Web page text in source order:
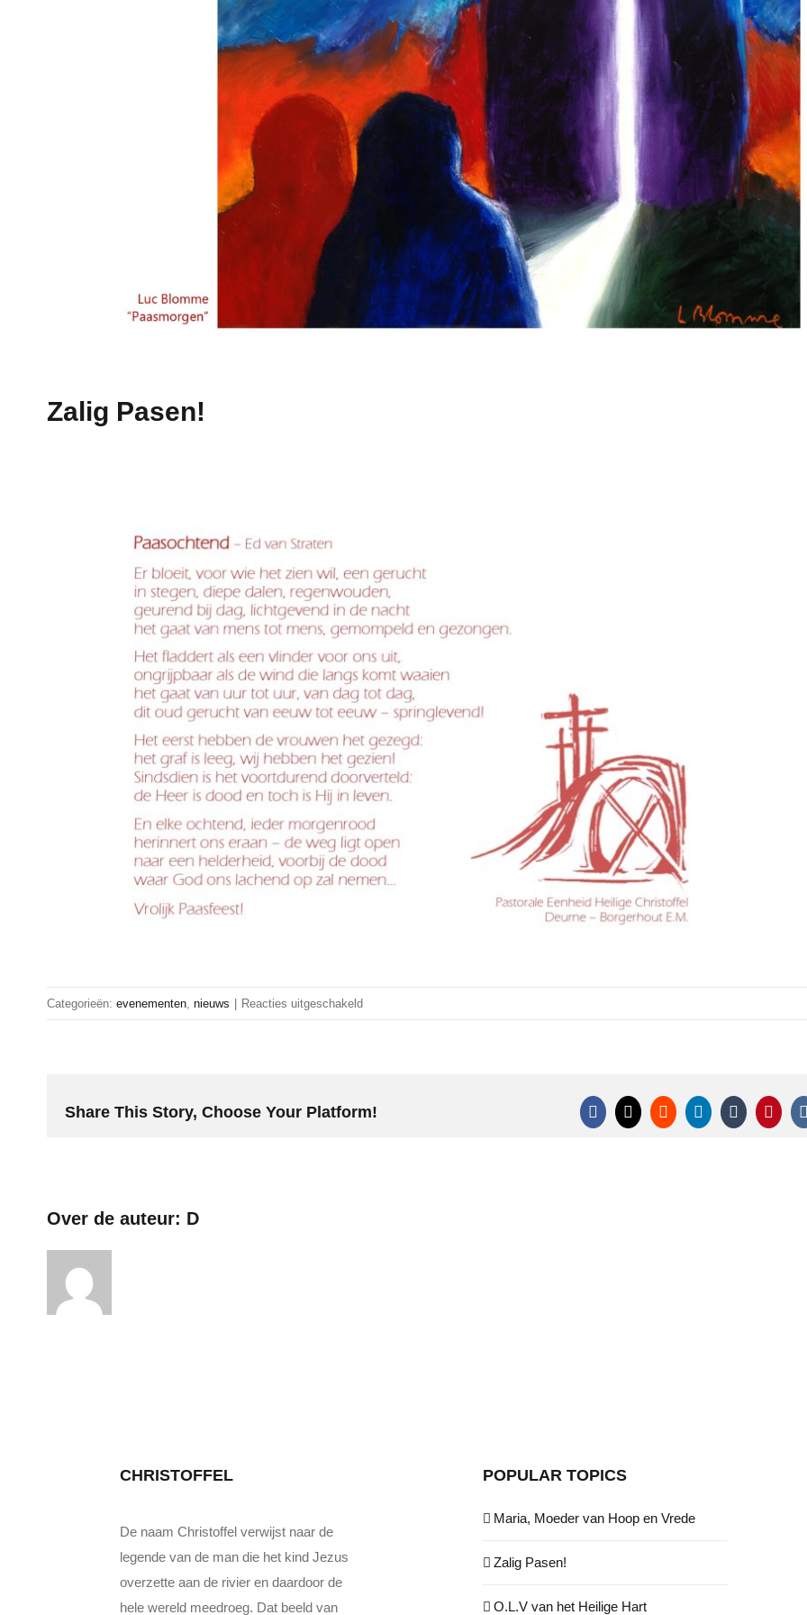
Zalig Pasen!
Categorieën: evenementen, nieuws Reacties uitgeschakeldvoor
Share This Story, Choose Your Platform! Facebook
X RedditLinkedInTumblr
Over de auteur: D
CHRISTOFFEL
De naam Christoffel verwijst naar de
legende van de man die het kind Jezus
overzette aan de rivier en daardoor de
hele wereld meedroeg. Dat beeld van
POPULAR TOPICS
Maria, Moeder van Hoop en Vrede
Zalig Pasen!
O.L.V van het Heilige Hart